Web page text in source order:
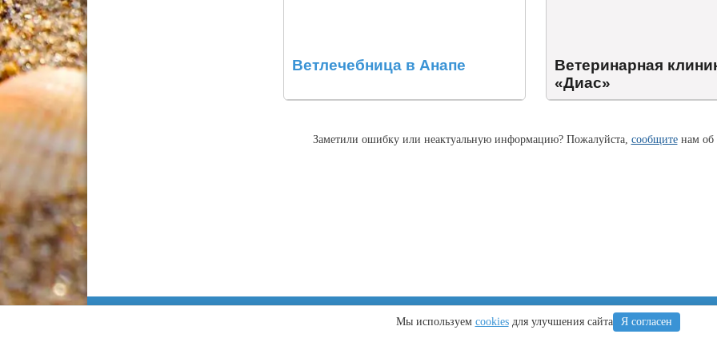
Ветлечебница в Анапе
Ветеринарная
«Диас»
Заметили ошибку или неактуальную информацию? Пожалуйста, сообщитенам об
Крым Регионы
Мы используем cookiesдля улучшения сайта Я согласен